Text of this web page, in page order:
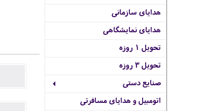
هدایای سازمانی
هدایای نمایشگاهی
تحویل 1 روزه
تحویل 3 روزه
صنایع دستی
اتومبیل و هدایای مسافرتی